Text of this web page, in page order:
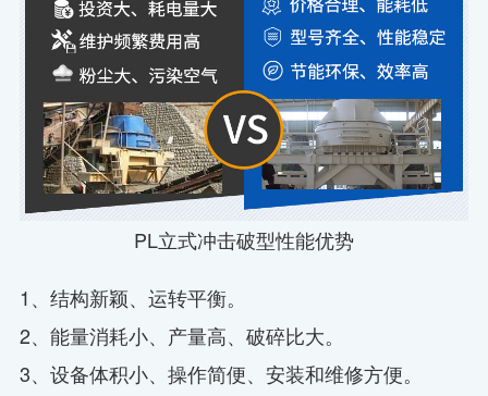
PL立式冲击破型性能优势
1、结构新颖、运转平衡。
2、能量消耗小、产量高、破碎比大。
3、设备体积小、操作简便、安装和维修方便。